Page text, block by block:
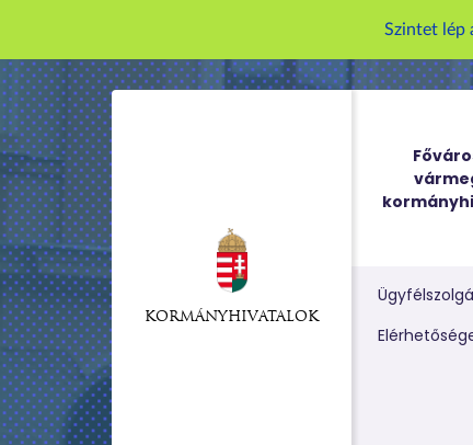
Szintet lép
KORMÁNYHIVATALOK